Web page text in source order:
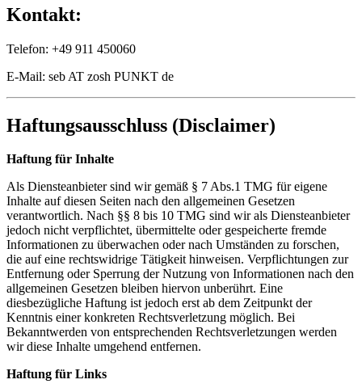
Kontakt:
Telefon: +49 911 450060
E-Mail: seb AT zosh PUNKT de
Haftungsausschluss (Disclaimer)
Haftung für Inhalte
Als Diensteanbieter sind wir gemäß § 7 Abs.1 TMG für eigene
Inhalte auf diesen Seiten nach den allgemeinen Gesetzen
verantwortlich. Nach §§ 8 bis 10 TMG sind wir als Diensteanbieter
jedoch nicht verpflichtet, übermittelte oder gespeicherte fremde
Informationen zu überwachen oder nach Umständen zu forschen,
die auf eine rechtswidrige Tätigkeit hinweisen. Verpflichtungen zur
Entfernung oder Sperrung der Nutzung von Informationen nach den
allgemeinen Gesetzen bleiben hiervon unberührt. Eine
diesbezügliche Haftung ist jedoch erst ab dem Zeitpunkt der
Kenntnis einer konkreten Rechtsverletzung möglich. Bei
Bekanntwerden von entsprechenden Rechtsverletzungen werden
wir diese Inhalte umgehend entfernen.
Haftung für Links